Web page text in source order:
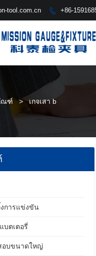
tool.com.cn  +86-
ณฑ์ > เกจเสา b
การแข่งขัน
บตเตอรี่
อบขนาดใหญ่